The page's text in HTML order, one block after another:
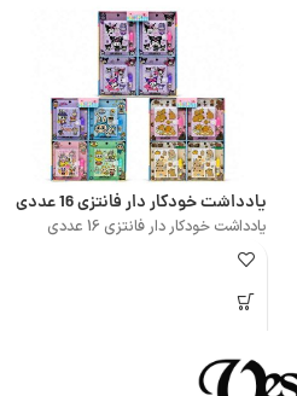
یادداشت خودکار دار فانتزی 16 عددی
یادداشت خودکار دار فانتزی 16 عددی